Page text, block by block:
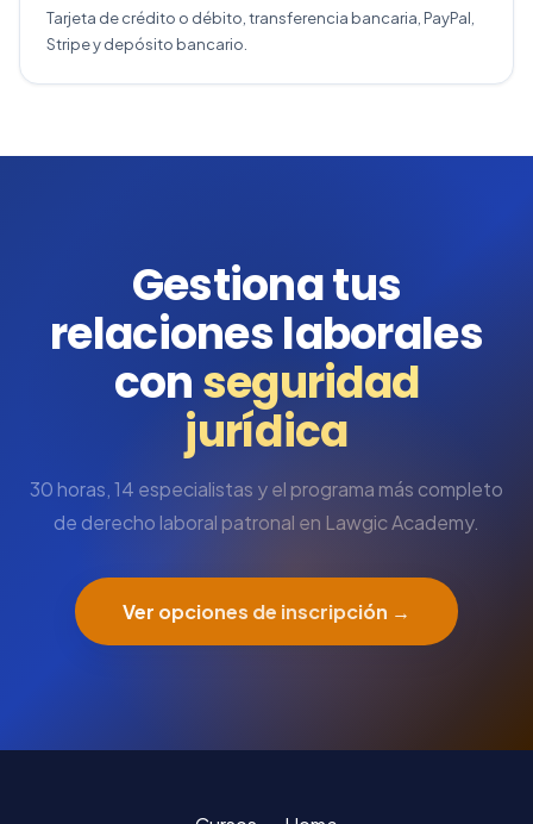
Tarjeta de crédito o débito, transferencia bancaria, PayPal,
Stripe y depósito bancario.
Gestiona tus
relaciones laborales
conseguridad
jurídica
30 horas, 14 especialistas y el programa más completo
de derecho laboral patronal en Lawgic Academy.
Ver opciones de inscripción →